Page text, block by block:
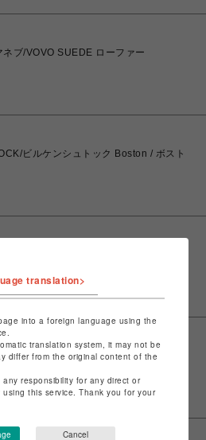
ネブ/VOVO SUEDE ローファー
ビルケンシュトック Boston / ボスト
ラストリゾートエービー/VM001-
translation>
into a foreign language using the
translation system, it may not be
differ from the original content of the
responsibility for any direct or
this service. Thank you for your
Cancel